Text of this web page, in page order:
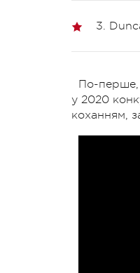
3.
По-перше,
у 2020
коханням,